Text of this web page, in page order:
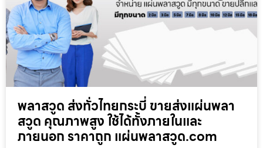
พลาสวูด ส่งทั่วไทยกระบี่ ขายส่งแผ่นพลา
สวูด คุณภาพสูง ใช้ได้ทั้งภายในและ
ภายนอก ราคาถูก แผ่นพลาสวูด.com